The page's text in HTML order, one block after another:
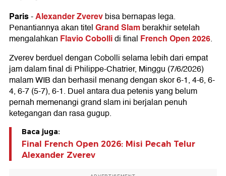
Paris-Alexander Zverevbisa bernapas lega.
Penantiannya akan titelGrand Slamberakhir setelah
mengalahkan Flavio Cobollidi final French Open 2026.
Zverev berduel dengan Cobolli selama lebih dari empat
jam dalam final di Philippe-Chatrier, Minggu (7/6/2026)
malam WIB dan berhasil menang dengan skor 6-1, 4-6, 6-
4, 6-7 (5-7), 6-1. Duel antara dua petenis yang belum
pernah memenangi grand slam ini berjalan penuh
ketegangan dan rasa gugup.
Baca juga:
Final French Open 2026: Misi Pecah Telur
Alexander Zverev